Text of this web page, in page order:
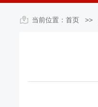
当前位置： 首页 >>